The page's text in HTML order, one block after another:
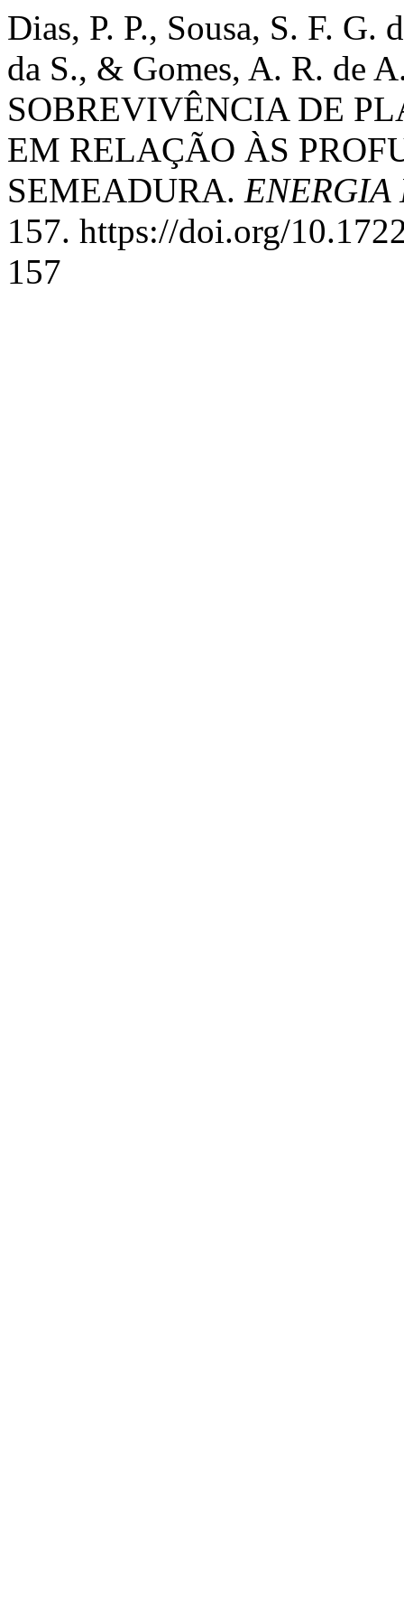
Dias, P. P., Sousa, S. F. G.
da S., & Gomes, A. R. de
SOBREVIVÊNCIA DE
EM RELAÇÃO ÀS
SEMEADURA. ENERGIA
157. https://doi.org/
157